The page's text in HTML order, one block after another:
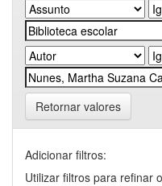
Retornar valores
Adicionar filtros:
Utilizar filtros para refinar